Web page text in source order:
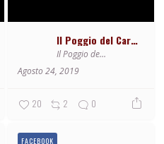
Il Poggio del Cardinale
Il Poggio del Cardinale
Agosto 24, 2019
20 2 0
FACEBOOK